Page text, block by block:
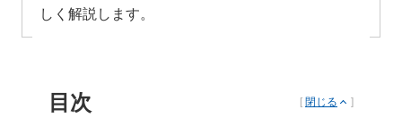
しく解説します。
目次 [ 閉じる ]